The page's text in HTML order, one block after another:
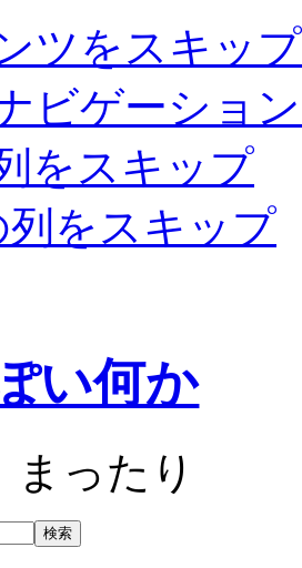
ツをスキップ
ビゲーショ
をスキップ
列をスキップ
い何か
まったり